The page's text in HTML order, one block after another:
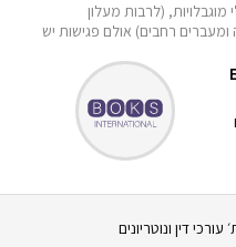
(לרבות מעלון
רחבים) אולם פגישות יש